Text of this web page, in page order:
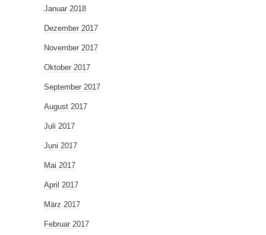
Januar 2018
Dezember 2017
November 2017
Oktober 2017
September 2017
August 2017
Juli 2017
Juni 2017
Mai 2017
April 2017
März 2017
Februar 2017